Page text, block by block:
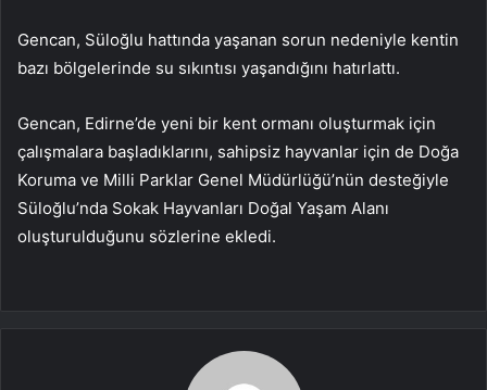
Gencan, Süloğlu hattında yaşanan sorun nedeniyle kentin
bazı bölgelerinde su sıkıntısı yaşandığını hatırlattı.
Gencan, Edirne’de yeni bir kent ormanı oluşturmak için
çalışmalara başladıklarını, sahipsiz hayvanlar için de Doğa
Koruma ve Milli Parklar Genel Müdürlüğü’nün desteğiyle
Süloğlu’nda Sokak Hayvanları Doğal Yaşam Alanı
oluşturulduğunu sözlerine ekledi.